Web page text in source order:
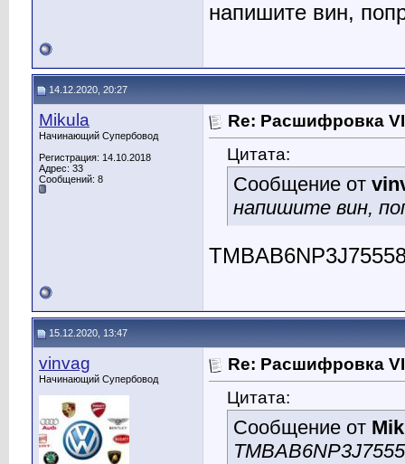
напишите вин,
14.12.2020, 20:27
Mikula
Начинающий Супербовод
Регистрация: 14.10.2018
Адрес: 33
Сообщений: 8
Re: Расшифровка
Цитата:
Сообщение от
напишите вин,
15.12.2020, 13:47
vinvag
Начинающий Супербовод
Re: Расшифровка
Цитата:
Сообщение от